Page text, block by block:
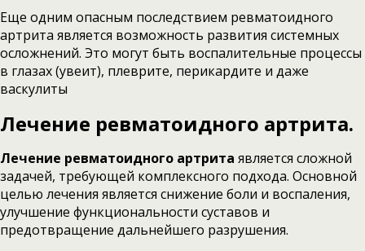
Еще одним опасным последствием ревматоидного
артрита является возможность развития системных
осложнений. Это могут быть воспалительные процессы
в глазах (увеит), плеврите, перикардите и даже
васкулиты
Лечение ревматоидного артрита.
Лечение ревматоидного артрита является сложной
задачей, требующей комплексного подхода. Основной
целью лечения является снижение боли и воспаления,
улучшение функциональности суставов и
предотвращение дальнейшего разрушения.